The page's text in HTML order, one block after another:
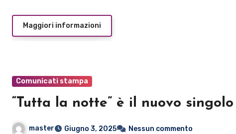
Maggiori informazioni
Comunicati stampa
“Tutta la notte” è il nuovo
master Giugno 3, 2025 Nessun commento